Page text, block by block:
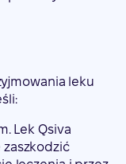
leku
Lek Qsiva
zaszkodzić